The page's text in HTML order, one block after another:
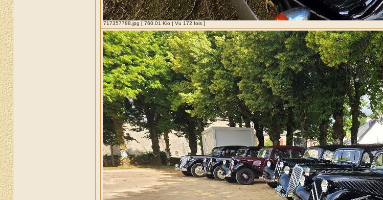
717357788.jpg [ 760.01 Kio | Vu 172 fois ]